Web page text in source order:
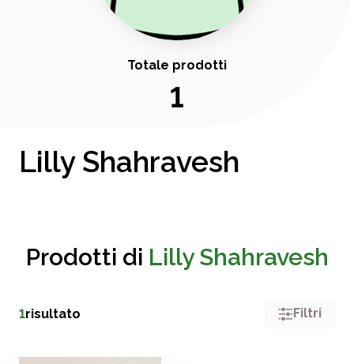
Totale prodotti
1
Lilly Shahravesh
Prodotti di Lilly Shahravesh
1risultato Filtri